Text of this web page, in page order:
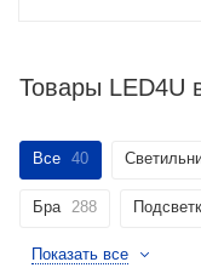
Товары LED4U
Все 40
Бра 288
Показать все